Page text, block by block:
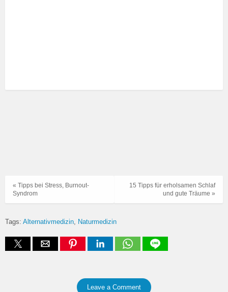
15 Tipps für erholsamen Schlaf
und gute Träume »
« Tipps bei Stress, Burnout-
Syndrom
Tags: Alternativmedizin Naturmedizin
Leave a Comment